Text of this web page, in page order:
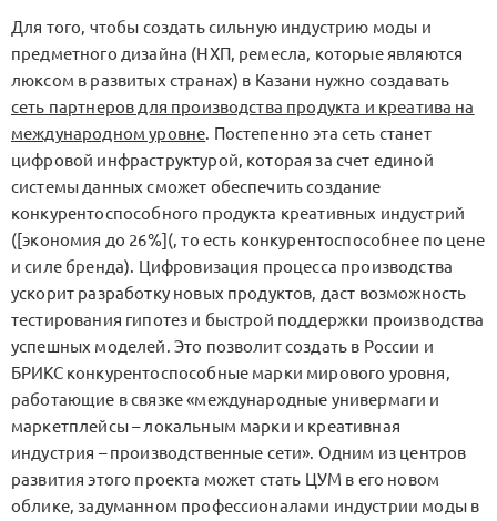
Для того, чтобы создать сильную индустрию моды и
предметного дизайна (НХП, ремесла, которые являются
люксом в развитых странах) в Казани нужно создавать
сеть партнеров для производства продукта и креатива на
международном уровне. Постепенно эта сеть станет
цифровой инфраструктурой, которая за счет единой
системы данных сможет обеспечить создание
конкурентоспособного продукта креативных индустрий
([экономия до 26%](, то есть конкурентоспособнее по цене
и силе бренда). Цифровизация процесса производства
ускорит разработку новых продуктов, даст возможность
тестирования гипотез и быстрой поддержки производства
успешных моделей. Это позволит создать в России и
БРИКС конкурентоспособные марки мирового уровня,
работающие в связке «международные универмаги и
маркетплейсы – локальным марки и креативная
индустрия – производственные сети». Одним из центров
развития этого проекта может стать ЦУМ в его новом
облике, задуманном профессионалами индустрии моды в